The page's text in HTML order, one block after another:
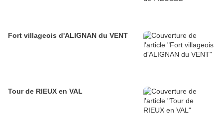
Fort villageois d'ALIGNAN du VENT
Tour de RIEUX en VAL